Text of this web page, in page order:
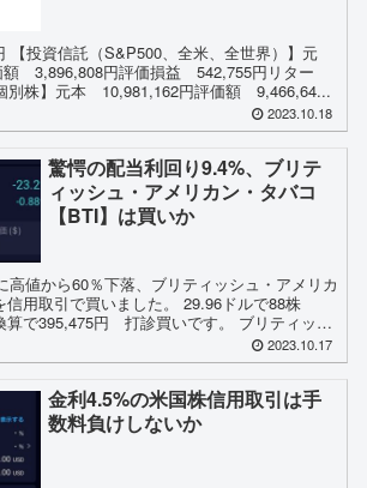
【投資信託（S&P500、全米、全世界）】元
3,896,808円評価損益 542,755円リター
別株】元本 10,981,162円評価額 9,466,64...
2023.10.18
驚愕の配当利回り9.4%、ブリテ
ィッシュ・アメリカン・タバコ
【BTI】は買いか
高値から60％下落、ブリティッシュ・アメリカ
信用取引で買いました。 29.96ドルで88株
で395,475円 打診買いです。 ブリティッシ
2023.10.17
金利4.5%の米国株信用取引は手
数料負けしないか